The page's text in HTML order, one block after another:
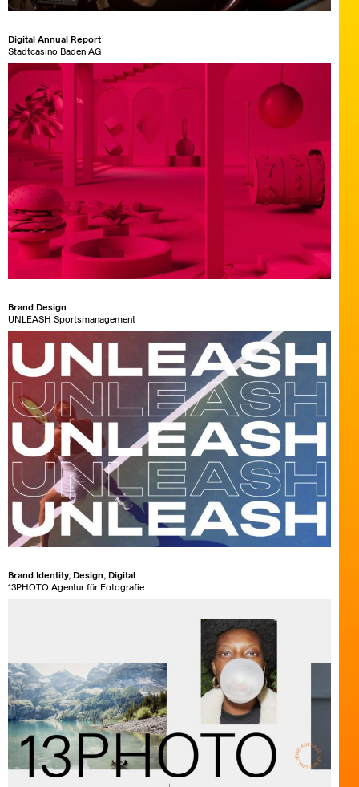
Digital Annual Report
Stadtcasino Baden AG
Brand Design
UNLEASH Sportsmanagement
Brand Identity, Design, Digital
13PHOTO Agentur für Fotografie